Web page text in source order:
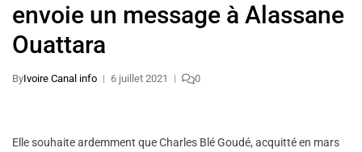
envoie un message à Alassane
Ouattara
ByIvoire Canal info 6 juillet 2021 0
Elle souhaite ardemment que Charles Blé Goudé, acquitté en mars